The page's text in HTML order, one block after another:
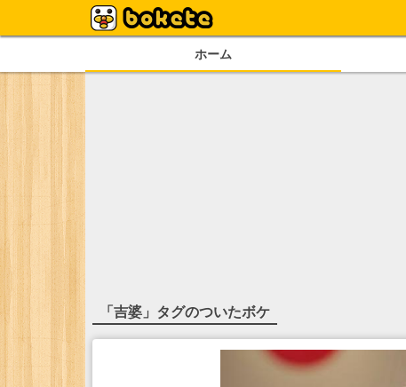
ホーム
「吉婆 」タグのついたボケ